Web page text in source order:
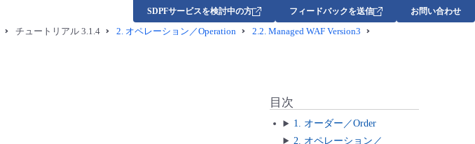
SDPFサービスを検討中の方 フィードバックを送信 お問い合わせ
チュートリアル 3.1.4 2. オペレーション／Operation 2.2. Managed WAF Version3
目次
1. オーダー／Order
2. オペレーション／